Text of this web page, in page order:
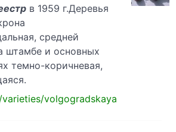
в 1959 г.Деревья
средней
штамбе и основных
темно-коричневая,
volgogradskaya